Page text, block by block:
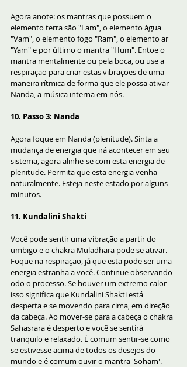
Agora anote: os mantras que possuem o
elemento terra são "Lam", o elemento água
"Vam", o elemento fogo "Ram", o elemento ar
"Yam" e por último o mantra "Hum". Entoe o
mantra mentalmente ou pela boca, ou use a
respiração para criar estas vibrações de uma
maneira rítmica de forma que ele possa ativar
Nanda, a música interna em nós.
10. Passo 3: Nanda
Agora foque em Nanda (plenitude). Sinta a
mudança de energia que irá acontecer em seu
sistema, agora alinhe-se com esta energia de
plenitude. Permita que esta energia venha
naturalmente. Esteja neste estado por alguns
minutos.
11. Kundalini Shakti
Você pode sentir uma vibração a partir do
umbigo e o chakra Muladhara pode se ativar.
Foque na respiração, já que esta pode ser uma
energia estranha a você. Continue observando
odo o processo. Se houver um extremo calor
isso significa que Kundalini Shakti está
desperta e se movendo para cima, em direção
da cabeça. Ao mover-se para a cabeça o chakra
Sahasrara é desperto e você se sentirá
tranquilo e relaxado. É comum sentir-se como
se estivesse acima de todos os desejos do
mundo e é comum ouvir o mantra 'Soham'.